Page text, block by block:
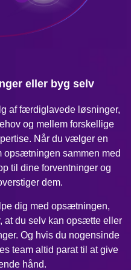
eller byg selv
af færdiglavede løsninger,
og mellem forskellige
Når du vælger en
opsætningen sammen med
til dine forventninger og
dem.
dig med opsætningen,
at du selv kan opsætte eller
Og hvis du nogensinde
team altid parat til at give
hånd.